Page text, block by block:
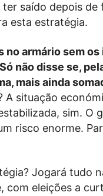
ter saído depois
esta estratégia.
no armário sem
não disse se,
mais ainda
A situação
sim. O
risco enorme.
Jogará tudo
com eleições a